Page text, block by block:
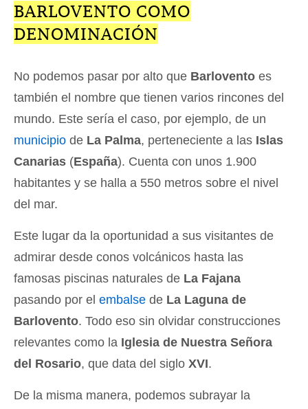
BARLOVENTO COMO
DENOMINACIÓN
No podemos pasar por alto que Barlovento es
también el nombre que tienen varios rincones del
mundo. Este sería el caso, por ejemplo, de un
municipio de La Palma, perteneciente a las Islas
Canarias (España). Cuenta con unos 1.900
habitantes y se halla a 550 metros sobre el nivel
del mar.
Este lugar da la oportunidad a sus visitantes de
admirar desde conos volcánicos hasta las
famosas piscinas naturales de La Fajana
pasando por el embalse de La Laguna de
Barlovento. Todo eso sin olvidar construcciones
relevantes como la Iglesia de Nuestra Señora
del Rosario, que data del siglo XVI.
De la misma manera, podemos subrayar la